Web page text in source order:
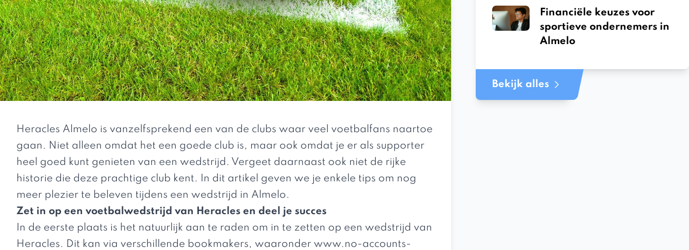
Heracles Almelo is vanzelfsprekend een van de clubs waar veel voetbalfans naartoe
gaan. Niet alleen omdat het een goede club is, maar ook omdat je er als supporter
heel goed kunt genieten van een wedstrijd. Vergeet daarnaast ook niet de rijke
historie die deze prachtige club kent. In dit artikel geven we je enkele tips om nog
meer plezier te beleven tijdens een wedstrijd in Almelo.
Zet in op een voetbalwedstrijd van Heracles en deel je succes
In de eerste plaats is het natuurlijk aan te raden om in te zetten op een wedstrijd van
Heracles. Dit kan via verschillende bookmakers, waaronder www.no-accounts-
Financiële keuzes voor
sportieve ondernemers in
Almelo
Bekijk alles